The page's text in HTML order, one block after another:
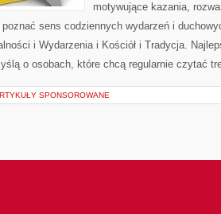
motywujące kazania,
sens codziennych wydarzeń i
i Wydarzenia i Kościół i Tradycja.
o osobach, które chcą regularnie czytać
SPONSOROWANE